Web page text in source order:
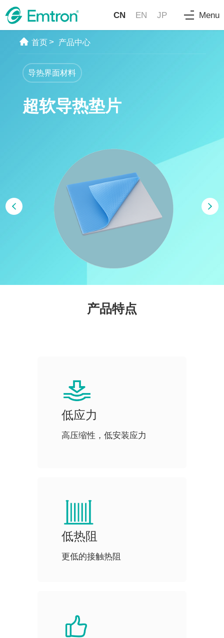
CN EN JP Menu
首页> 产品中心
导热界面材料
超软导热垫片
产品特点
低应力
高压缩性，低安装应力
低热阻
更低的接触热阻